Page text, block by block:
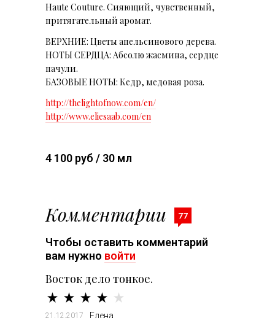
Haute Couture. Сияющий, чувственный,
притягательный аромат.
ВЕРХНИЕ: Цветы апельсинового дерева.
НОТЫ СЕРДЦА: Абсолю жасмина, сердце
пачули.
БАЗОВЫЕ НОТЫ: Кедр, медовая роза.
http://thelightofnow.com/en/
http://www.eliesaab.com/en
4 100 руб / 30 мл
Комментарии 77
Чтобы оставить комментарий
вам нужно войти
Восток дело тонкое.
21.12.2017 Елена